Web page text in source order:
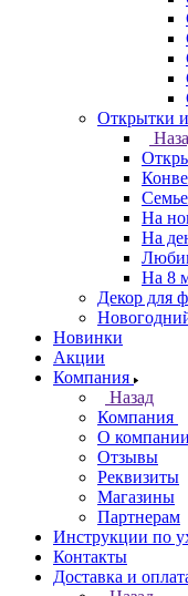
Открытки
Семье
На
На
На 8
Декор для
Новинки
Акции
Компания
Назад
Компания
О компании
Отзывы
Реквизиты
Магазины
Партнерам
Инструкции по
Контакты
Доставка и